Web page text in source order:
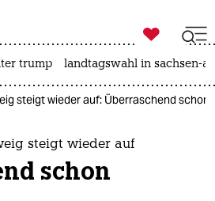
zahl ich
ich

taz zahl ich
trump landtagswahl in sachsen-
steigt wieder auf: Überraschend schon
steigt wieder auf
schon